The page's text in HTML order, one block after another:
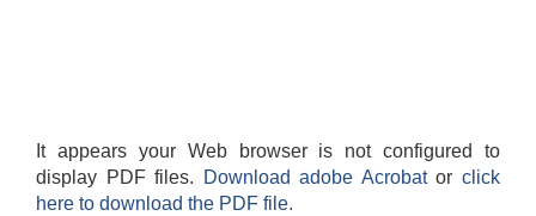
It appears your Web browser is not configured to
display PDF files.
Download adobe Acrobatorclick
here to download the PDF file.